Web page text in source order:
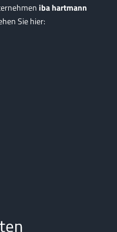
iba hartmann
Sie hier: